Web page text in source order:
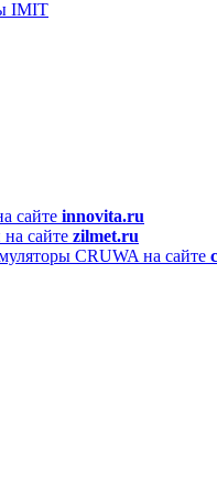
IMIT
сайте innovita.ru
сайте zilmet.ru
CRUWA на сайте